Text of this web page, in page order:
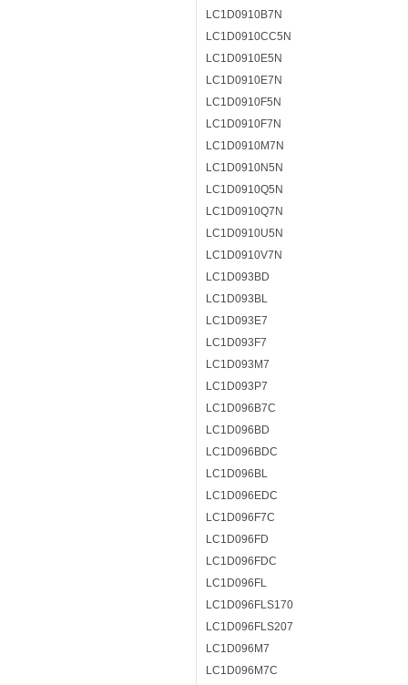
LC1D0910B7N
LC1D0910CC5N
LC1D0910E5N
LC1D0910E7N
LC1D0910F5N
LC1D0910F7N
LC1D0910M7N
LC1D0910N5N
LC1D0910Q5N
LC1D0910Q7N
LC1D0910U5N
LC1D0910V7N
LC1D093BD
LC1D093BL
LC1D093E7
LC1D093F7
LC1D093M7
LC1D093P7
LC1D096B7C
LC1D096BD
LC1D096BDC
LC1D096BL
LC1D096EDC
LC1D096F7C
LC1D096FD
LC1D096FDC
LC1D096FL
LC1D096FLS170
LC1D096FLS207
LC1D096M7
LC1D096M7C